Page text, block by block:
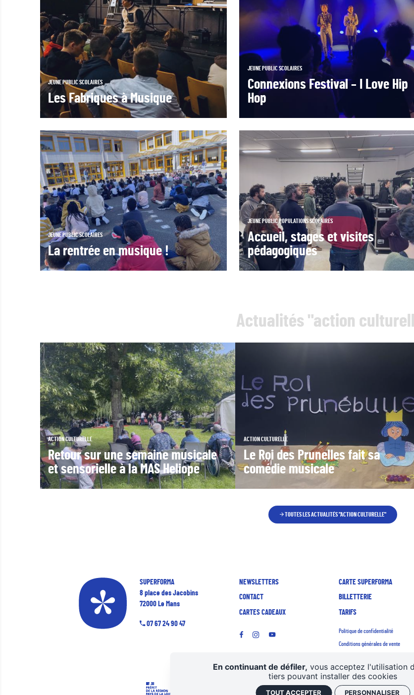
JEUNE PUBLICSCOLAIRES
Les Fabriques à Musique
JEUNE PUBLICSCOLAIRES
Connexions Festival – I Love Hip
Hop
JEUNE PUBLICSCOLAIRES
La rentrée en musique !
JEUNE PUBLICPOPULATIONSSCOLAIRES
Accueil, stages et visites
pédagogiques
Actualités "action
ACTION CULTURELLE
Retour sur une semaine musicale
et sensorielle à la MAS Heliope
ACTION CULTURELLE
Le Roi des Prunelles fait sa
comédie musicale
TOUTES LES ACTUALITÉS "ACTION CULTURELLE"
SUPERFORMA
8 place des Jacobins
72000 Le Mans
07 67 24 90 47
NEWSLETTERS
CONTACT
CARTES CADEAUX
CARTE SUPERFORMA
BILLETTERIE
TARIFS
Politique de confidentialité
Conditions générales de vente
En continuant de défiler, vous acceptez l'utilisation
tiers pouvant installer des cookies
TOUT ACCEPTER PERSONNALISER